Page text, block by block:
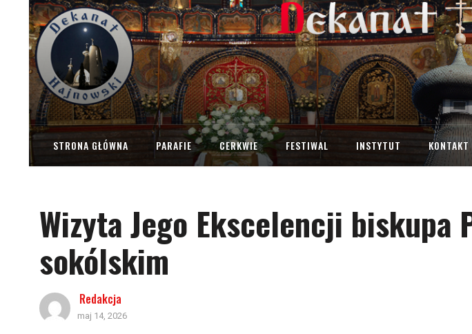
STRONA GŁÓWNA PARAFIE CERKWIE FESTIWAL INSTYTUT KONTAKT
Wizyta Jego Ekscelencji biskupa
sokólskim
Redakcja
maj 14, 2026